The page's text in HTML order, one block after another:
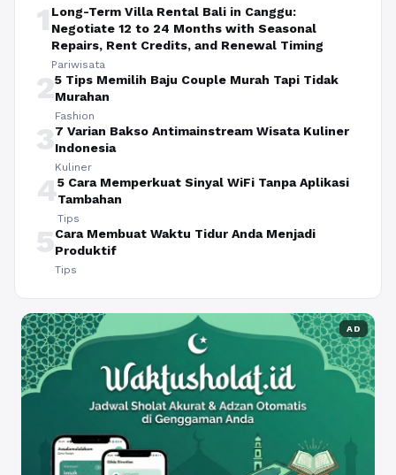
1 Long-Term Villa Rental Bali in Canggu:
Negotiate 12 to 24 Months with Seasonal
Repairs, Rent Credits, and Renewal Timing
Pariwisata
25 Tips Memilih Baju Couple Murah Tapi Tidak
Murahan
Fashion
37 Varian Bakso Antimainstream Wisata Kuliner
Indonesia
Kuliner
45 Cara Memperkuat Sinyal WiFi Tanpa Aplikasi
Tambahan
Tips
5Cara Membuat Waktu Tidur Anda Menjadi
Produktif
Tips
AD